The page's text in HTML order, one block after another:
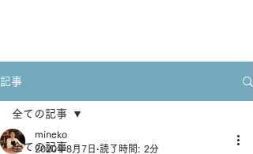
記事
全ての記事
全ての記事
mineko
2020年8月7日 読了時間: 2分